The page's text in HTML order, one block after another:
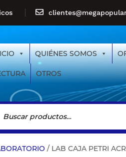
QUIÉNES SOMOS
OTROS
/ LAB CAJA PETRI